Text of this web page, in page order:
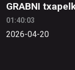
GRABNI
01:40:03
2026-04-20